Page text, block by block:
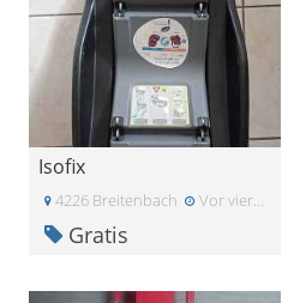
Isofix
4226 Breitenbach Vor vier Wochen
Gratis